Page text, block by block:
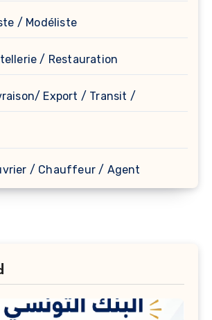
/ Modéliste
/ Restauration
Export / Transit /
/ Chauffeur / Agent